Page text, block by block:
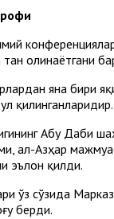
тан олинаётгани
яна бири
Абу Даби
ал-Азҳар
эълон қилди.
ўз сўзида
берди.